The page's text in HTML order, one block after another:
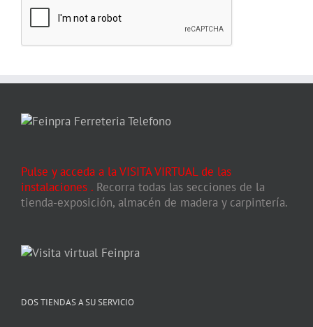
Pulse y acceda a la VISITA VIRTUAL de las
instalaciones . Recorra todas las secciones de la
tienda-exposición, almacén de madera y carpintería.
DOS TIENDAS A SU SERVICIO